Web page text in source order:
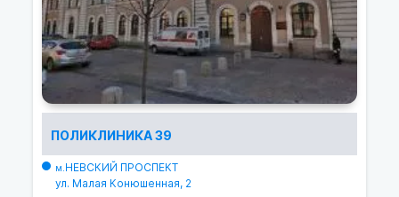
ПОЛИКЛИНИКА 39
м.НЕВСКИЙ ПРОСПЕКТ
ул. Малая Конюшенная, 2